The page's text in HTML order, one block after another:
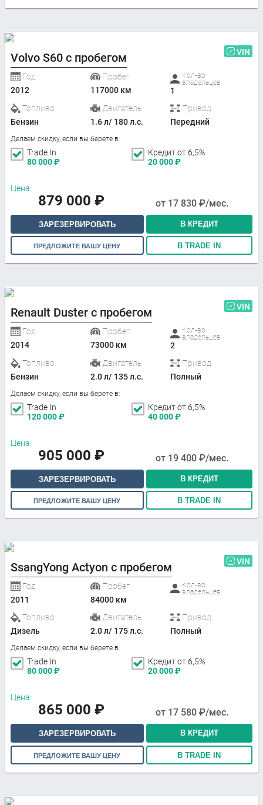
Volvo S60 с пробегом VIN
Год
2012
Пробег
117000 км
Кол-во
владельцев
1
Топливо
Бензин
Двигатель
1.6 л/ 180 л.с.
Привод
Передний
Делаем скидку, если вы берете в:
Trade In
80 000₽
Кредит от 6,5%
20 000₽
Цена:
879 000 ₽ от 17 830 ₽/мес.
ЗАРЕЗЕРВИРОВАТЬ В КРЕДИТ
ПРЕДЛОЖИТЕ ВАШУ ЦЕНУ В TRADE IN
Renault Duster с пробегом VIN
Год
2014
Пробег
73000 км
Кол-во
владельцев
2
Топливо
Бензин
Двигатель
2.0 л/ 135 л.с.
Привод
Полный
Делаем скидку, если вы берете в:
Trade In
120 000₽
Кредит от 6,5%
40 000₽
Цена:
905 000 ₽ от 19 400 ₽/мес.
ЗАРЕЗЕРВИРОВАТЬ В КРЕДИТ
ПРЕДЛОЖИТЕ ВАШУ ЦЕНУ В TRADE IN
SsangYong Actyon с пробегом VIN
Год
2011
Пробег
84000 км
Кол-во
владельцев
Топливо
Дизель
Двигатель
2.0 л/ 175 л.с.
Привод
Полный
Делаем скидку, если вы берете в:
Trade In
80 000₽
Кредит от 6,5%
20 000₽
Цена:
865 000 ₽ от 17 580 ₽/мес.
ЗАРЕЗЕРВИРОВАТЬ В КРЕДИТ
ПРЕДЛОЖИТЕ ВАШУ ЦЕНУ В TRADE IN